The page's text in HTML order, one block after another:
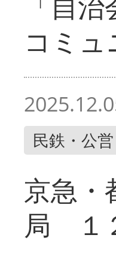
コミ
民鉄・公
京急・
局 １